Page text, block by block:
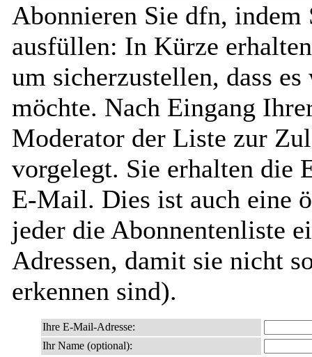
Abonnieren Sie dfn, indem
ausfüllen: In Kürze
um sicherzustellen, dass
möchte. Nach Eingang
Moderator der Liste zur
vorgelegt. Sie erhalten die
E-Mail. Dies ist auch eine
jeder die Abonnentenliste
Adressen, damit sie nicht
erkennen sind).
Ihre E-Mail-Adresse:
Ihr Name (optional):